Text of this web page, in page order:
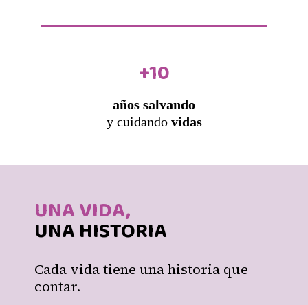
+10
años salvando
y cuidando vidas
UNA VIDA,
UNA HISTORIA
Cada vida tiene una historia que
contar.